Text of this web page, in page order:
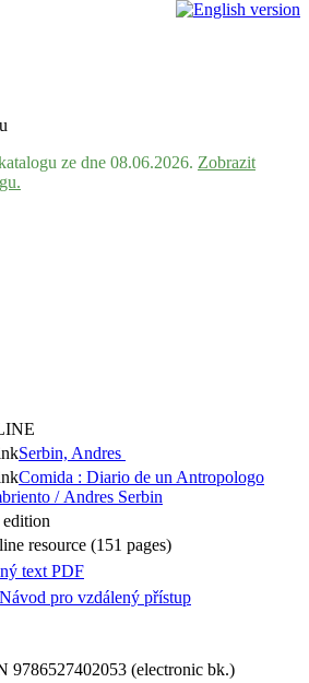
ze dne 08.06.2026. Zobrazit
Serbin, Andres
Comida : Diario de un Antropologo
/ Andres Serbin
resource (151 pages)
text PDF
pro vzdálený přístup
9786527402053 (electronic bk.)